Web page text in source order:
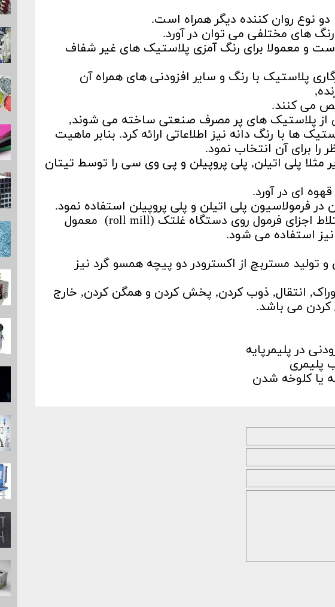
دو نوع روان کننده دیگر همراه است.
های مختلفی می توان در آورد.
و معمولا برای رنگ آمزی پلاستیک های غیر شفاف
پلاستیک با رنگ و سایر افزودنی های همراه آن
می کنند.
از پلاستیک های پر مصرف صنعتی ساخته می شوند,
ها با رنگ دانه نیز اطلاعاتی ارائه کرد. بنابر ماهیت
برای آن انتخاب نمود.
مثلا پلی اتیلن, پلی پروپیلن و پی وی سی را توسط تیتان
ای در آورد.
فرمولاسیون پلی اتیلن و پلی پروپیلن استفاده نمود.
برای پخش رنگ های معدنی در آمیزه, اختلاط اجزای فرمول روی دستگاه غلتک (roll mill) معمول
و تولید مستربچ از اکسترودر دو پیچه همسو گرد نیز
انتقال, ذوب کردن, پخش کردن و همگن کردن, خارج
کردن می باشد.
در پلیمرپایه
پلیمری
یا کلوخه شدن